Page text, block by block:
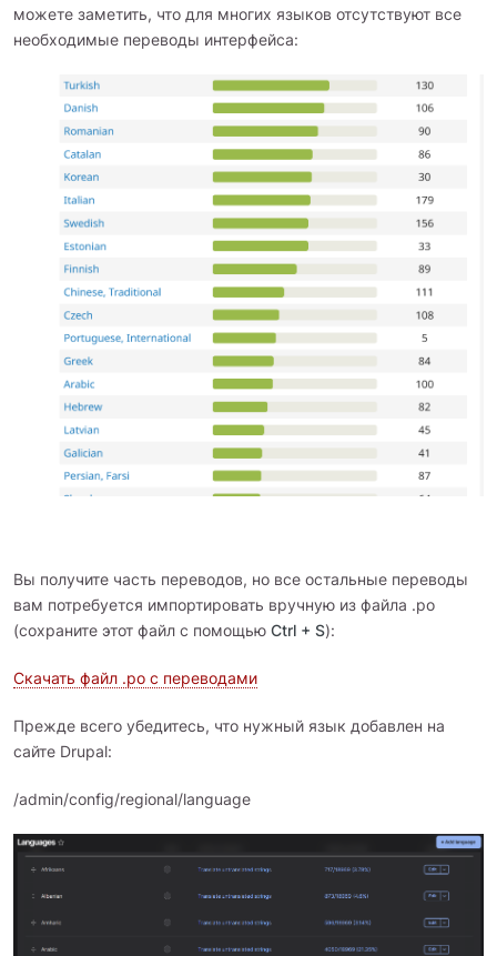
можете заметить, что для многих языков отсутствуют все
необходимые переводы интерфейса:
Вы получите часть переводов, но все остальные переводы
вам потребуется импортировать вручную из файла .po
(сохраните этот файл с помощью Ctrl + S):
Скачать файл .po с переводами
Прежде всего убедитесь, что нужный язык добавлен на
сайте Drupal:
/admin/config/regional/language